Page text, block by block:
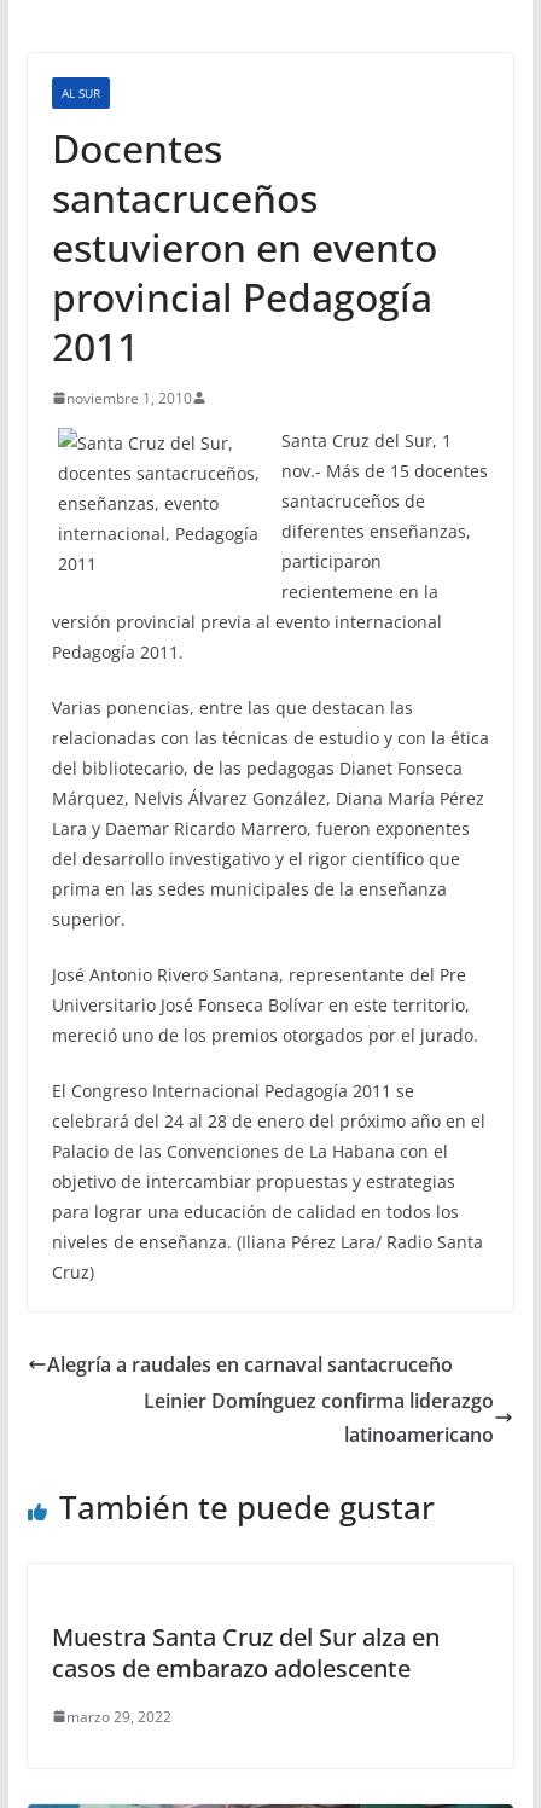
AL SUR
Docentes
santacruceños
estuvieron en evento
provincial Pedagogía
2011
noviembre 1, 2010
Santa Cruz del Sur, 1
nov.- Más de 15 docentes
santacruceños de
diferentes enseñanzas,
participaron
recientemene en la
versión provincial previa al evento internacional
Pedagogía 2011.
Varias ponencias, entre las que destacan las
relacionadas con las técnicas de estudio y con la ética
del bibliotecario, de las pedagogas Dianet Fonseca
Márquez, Nelvis Álvarez González, Diana María Pérez
Lara y Daemar Ricardo Marrero, fueron exponentes
del desarrollo investigativo y el rigor científico que
prima en las sedes municipales de la enseñanza
superior.
José Antonio Rivero Santana, representante del Pre
Universitario José Fonseca Bolívar en este territorio,
mereció uno de los premios otorgados por el jurado.
El Congreso Internacional Pedagogía 2011 se
celebrará del 24 al 28 de enero del próximo año en el
Palacio de las Convenciones de La Habana con el
objetivo de intercambiar propuestas y estrategias
para lograr una educación de calidad en todos los
niveles de enseñanza. (Iliana Pérez Lara/ Radio Santa
Cruz)
Alegría a raudales en carnaval santacruceño
Leinier Domínguez confirma liderazgo
latinoamericano
También te puede gustar
Muestra Santa Cruz del Sur alza en
casos de embarazo adolescente
marzo 29, 2022